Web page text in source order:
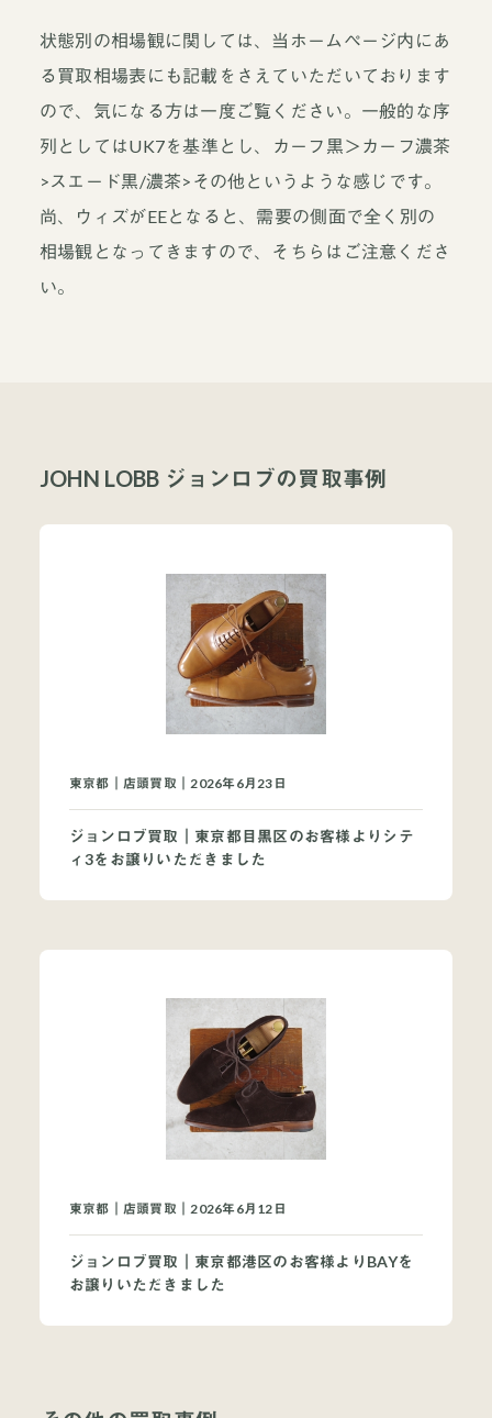
状態別の相場観に関しては、当ホームページ内にあ
る買取相場表にも記載をさえていただいております
ので、気になる方は一度ご覧ください。一般的な序
列としてはUK7を基準とし、カーフ黒＞カーフ濃茶
>スエード黒/濃茶>その他というような感じです。
尚、ウィズがEEとなると、需要の側面で全く別の
相場観となってきますので、そちらはご注意くださ
い。
JOHN LOBB ジョンロブの買取事例
東京都｜店頭買取｜2026年6月23日
ジョンロブ買取｜東京都目黒区のお客様よりシテ
ィ3をお譲りいただきました
東京都｜店頭買取｜2026年6月12日
ジョンロブ買取｜東京都港区のお客様よりBAYを
お譲りいただきました